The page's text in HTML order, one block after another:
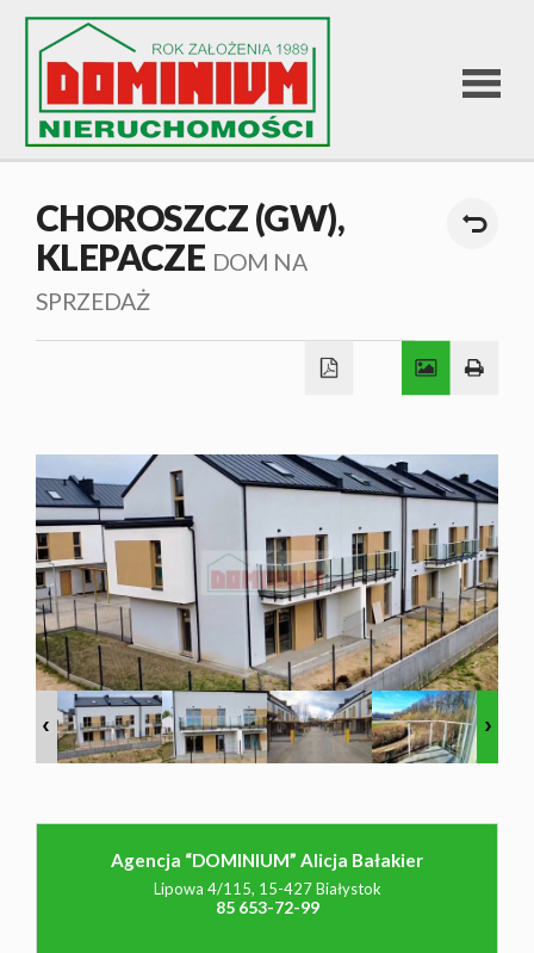
STRONA
OFERTA
NAJMU
O NAS
CO
CHOROSZCZ (GW),
KLEPACZE DOM NA
SPRZEDAŻ
Agencja “DOMINIUM” Alicja Bałakier
Lipowa 4/115, 15-427 Białystok
85 653-72-99